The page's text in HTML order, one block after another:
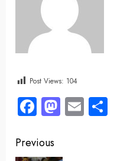
Post Views: 104
Facebook
Email
Previous